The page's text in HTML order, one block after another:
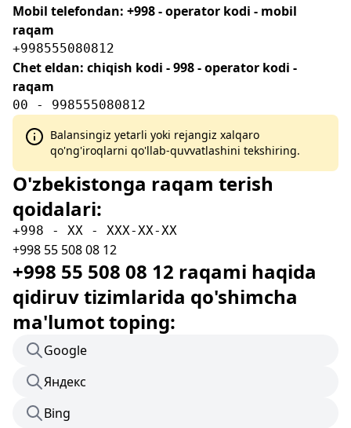
Mobil telefondan: +998 - operator kodi - mobil
raqam
+998555080812
Chet eldan: chiqish kodi - 998 - operator kodi -
raqam
00 - 998555080812
Balansingiz yetarli yoki rejangiz xalqaro
qo'ng'iroqlarni qo'llab-quvvatlashini tekshiring.
O'zbekistonga raqam terish
qoidalari:
+998 - XX - XXX-XX-XX
+998 55 508 08 12
+998 55 508 08 12 raqami haqida
qidiruv tizimlarida qo'shimcha
ma'lumot toping:
Google
Яндекс
Bing